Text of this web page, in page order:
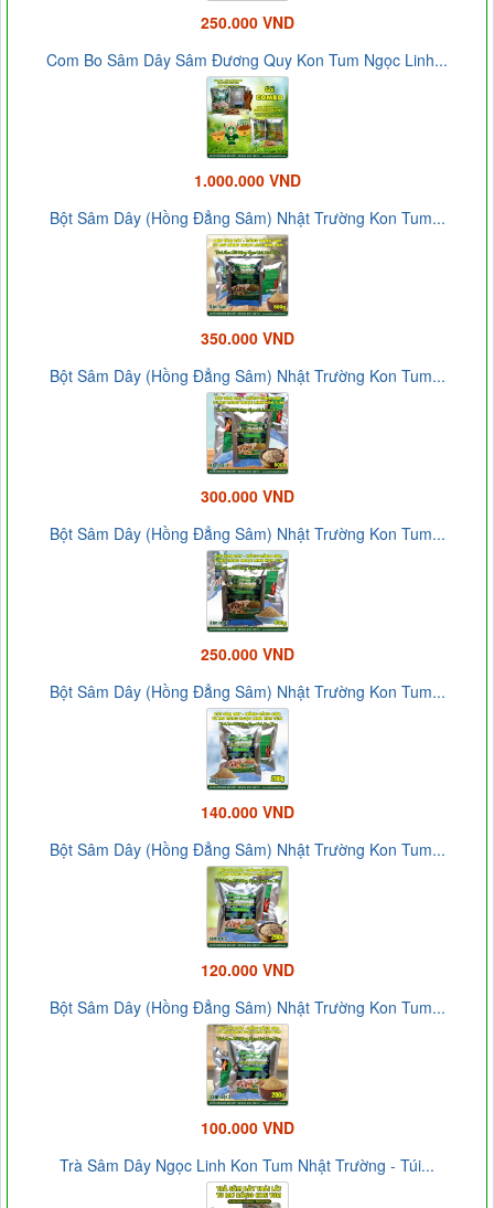
250.000 VND
Com Bo Sâm Dây Sâm Đương Quy Kon Tum Ngọc Linh...
1.000.000 VND
Bột Sâm Dây (Hồng Đẳng Sâm) Nhật Trường Kon Tum...
350.000 VND
Bột Sâm Dây (Hồng Đẳng Sâm) Nhật Trường Kon Tum...
300.000 VND
Bột Sâm Dây (Hồng Đẳng Sâm) Nhật Trường Kon Tum...
250.000 VND
Bột Sâm Dây (Hồng Đẳng Sâm) Nhật Trường Kon Tum...
140.000 VND
Bột Sâm Dây (Hồng Đẳng Sâm) Nhật Trường Kon Tum...
120.000 VND
Bột Sâm Dây (Hồng Đẳng Sâm) Nhật Trường Kon Tum...
100.000 VND
Trà Sâm Dây Ngọc Linh Kon Tum Nhật Trường - Túi...